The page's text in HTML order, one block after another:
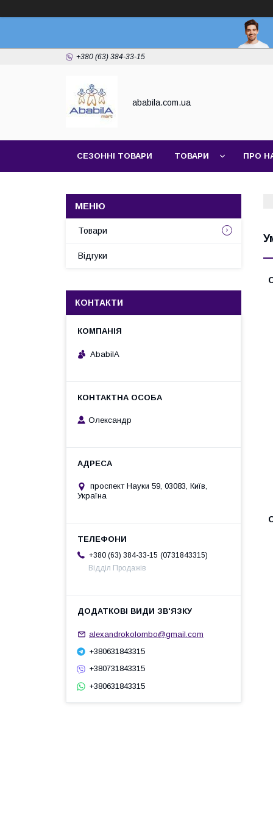
+380 (63) 384-33-15
ababila.com.ua
СЕЗОННІ ТОВАРИ ТОВАРИ ПРО
Товари
Відгуки
КОНТАКТИ
AbabilA
Олександр
проспект Науки 59, 03083, Київ,
Україна
+380 (63) 384-33-15
0731843315
Відділ Продажів
alexandrokolombo@gmail.com
+380631843315
+380731843315
+380631843315